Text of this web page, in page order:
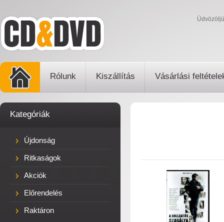
Rólunk Kiszállítás Vásárlási
Kategóriák
Újdonság
Ritkaságok
Akciók
Előrendelés
Raktáron